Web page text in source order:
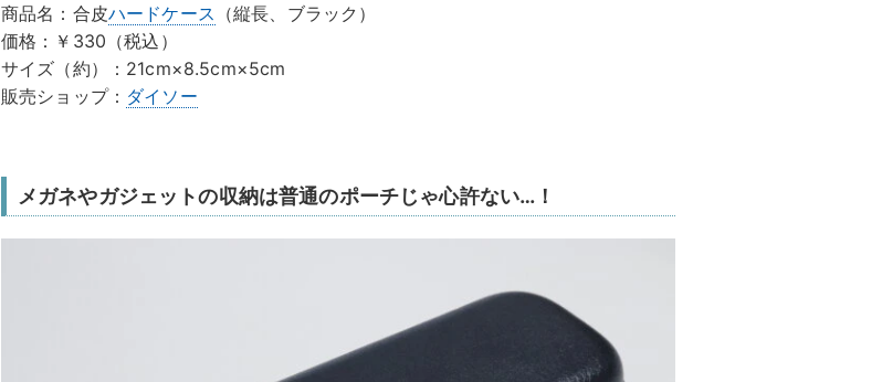
商品名：合皮ハードケース （縦長、ブラック）
価格：￥330（税込）
サイズ（約）：21cm×8.5cm×5cm
販売ショップ： ダイソー
メガネやガジェットの収納は普通のポーチじゃ心許ない…！